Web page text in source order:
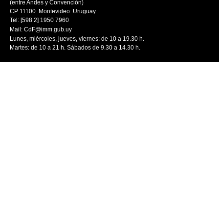
(entre Andes y Convención)
CP 11100. Montevideo. Uruguay
Tel: [598 2] 1950 7960
Mail: CdF@imm.gub.uy
Lunes, miércoles, jueves, viernes: de 10 a 19.30 h.
Martes: de 10 a 21 h. Sábados de 9.30 a 14.30 h.